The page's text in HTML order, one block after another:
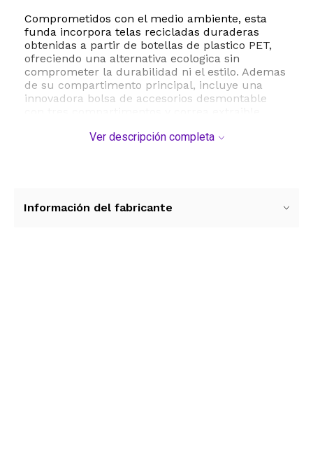
Comprometidos con el medio ambiente, esta
funda incorpora telas recicladas duraderas
obtenidas a partir de botellas de plastico PET,
ofreciendo una alternativa ecologica sin
comprometer la durabilidad ni el estilo. Ademas
de su compartimento principal, incluye una
innovadora bolsa de accesorios desmontable
transformar en un bolso de pecho, banano o un
Con un diseño delgado, ligero y funcional, posee
Ver descripción completa
Información del fabricante